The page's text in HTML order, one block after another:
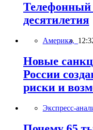
Телефонный
десятилетия
Америка,
Новые
России
риски и
Экспресс-